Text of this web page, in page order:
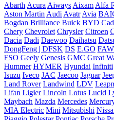
Abarth Acura Aiways Aixam Alfa
Aston Martin Audi Avatr Avia
Bogdan Brilliance Buick BYD
Chery Chevrolet Chrysler Citroen
Dacia Dadi Daewoo Daihatsu
DongFeng | DFSK DS E.GO FAW
FSO Geely Genesis GMC Great
Hummer HYMER Hyundai Infiniti
Isuzu Iveco JAC Jaecoo Jaguar
Land Rover Landwind LDV
Lifan Ligier Lincoln Lotus Lucid
Maybach Mazda Mercedes
MIA Electric Mini Mitsubishi